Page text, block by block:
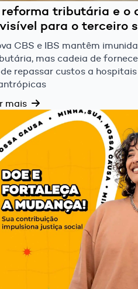
tributária e o
para o terceiro
CBS e IBS mantêm
mas cadeia de
repassar custos a
mais